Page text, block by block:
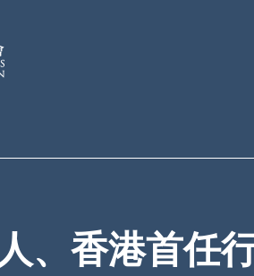
、香港首任